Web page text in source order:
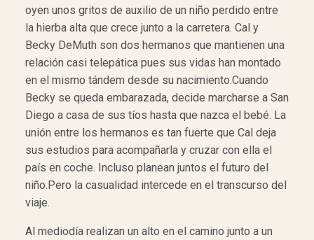
oyen unos gritos de auxilio de un niño perdido entre
la hierba alta que crece junto a la carretera. Cal y
Becky DeMuth son dos hermanos que mantienen una
relación casi telepática pues sus vidas han montado
en el mismo tándem desde su nacimiento.Cuando
Becky se queda embarazada, decide marcharse a San
Diego a casa de sus tíos hasta que nazca el bebé. La
unión entre los hermanos es tan fuerte que Cal deja
sus estudios para acompañarla y cruzar con ella el
país en coche. Incluso planean juntos el futuro del
niño.Pero la casualidad intercede en el transcurso del
viaje.
Al mediodía realizan un alto en el camino junto a un